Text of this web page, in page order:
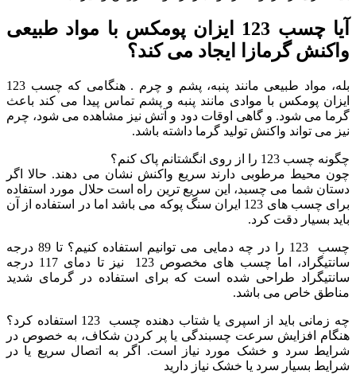
آیا چسب 123 ایزان پومکس با مواد طبیعی
واکنش گرمازا ایجاد می کند؟
بله، مواد طبیعی مانند پنبه، پشم و چرم . هنگامی که چسب 123
ایزان پومکس با موادی مانند پنبه و پشم تماس پیدا می کند باعث
گرما می شود. و گاهی اوقات دود و آتش نیز مشاهده می شود، چرم
نیز می تواند واکنش تولید گرما داشته باشد.
چگونه چسب 123 را از روی انگشتانم پاک کنم؟
چون محیط مرطوبی دارند سریع واکنش نشان می دهند. حالا اگر
دستان شما می چسبد، این سریع ترین راه است حلال مورد استفاده
برای چسب های 123 ایران سنگ پوکه می باشد اما در استفاده از آن
باید بسیار دقت کرد.
چسب 123 را در چه دمایی می توانیم استفاده کنیم؟ تا 89 درجه
سانتیگراد، اما چسب های مخصوص 123 نیز تا دمای 117 درجه
سانتیگراد طراحی شده است که برای استفاده در گرمای شدید
مناطق خاص می باشد.
چه زمانی باید از اسپری یا شتاب دهنده چسب 123 استفاده کرد؟
هنگام افزایش سرعت چسبندگی یا پر کردن شکاف، به خصوص در
شرایط سرد و خشک مورد نیاز است. اگر به اتصال سریع یا در
شرایط بسیار سرد یا خشک نیاز دارید